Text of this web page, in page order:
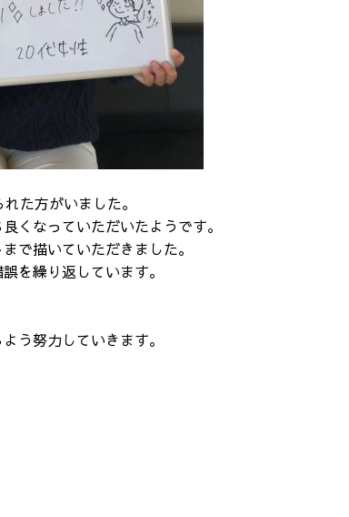
た方がいました。
くなっていただいたようです。
で描いていただきました。
を繰り返しています。
う努力していきます。